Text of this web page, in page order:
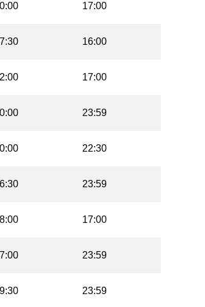
17:00
16:00
17:00
23:59
22:30
23:59
17:00
23:59
23:59